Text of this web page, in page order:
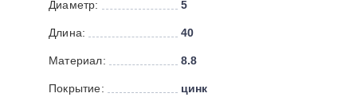
Диаметр: 5
Длина: 40
Материал: 8.8
Покрытие: цинк